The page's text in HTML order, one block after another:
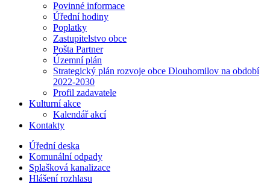
Povinné informace
Úřední hodiny
Poplatky
Zastupitelstvo obce
Pošta Partner
Územní plán
Strategický plán rozvoje obce Dlouhomilov na období
2022-2030
Profil zadavatele
Kulturní akce
Kalendář akcí
Kontakty
Úřední deska
Komunální odpady
Splašková kanalizace
Hlášení rozhlasu